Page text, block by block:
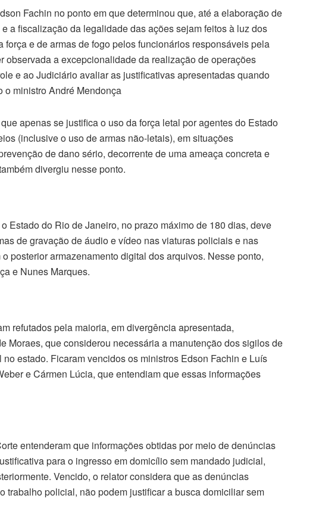
Fachin no ponto em que determinou que, até a elaboração de
a fiscalização da legalidade das ações sejam feitos à luz dos
e de armas de fogo pelos funcionários responsáveis pela
observada a excepcionalidade da realização de operações
e ao Judiciário avaliar as justificativas apresentadas quando
o ministro André Mendonça
apenas se justifica o uso da força letal por agentes do Estado
(inclusive o uso de armas não-letais), em situações
de dano sério, decorrente de uma ameaça concreta e
divergiu nesse ponto.
Estado do Rio de Janeiro, no prazo máximo de 180 dias, deve
de gravação de áudio e vídeo nas viaturas policiais e nas
posterior armazenamento digital dos arquivos. Nesse ponto,
e Nunes Marques.
refutados pela maioria, em divergência apresentada,
Moraes, que considerou necessária a manutenção dos sigilos de
estado. Ficaram vencidos os ministros Edson Fachin e Luís
e Cármen Lúcia, que entendiam que essas informações
entenderam que informações obtidas por meio de denúncias
para o ingresso em domicílio sem mandado judicial,
Vencido, o relator considera que as denúncias
trabalho policial, não podem justificar a busca domiciliar sem